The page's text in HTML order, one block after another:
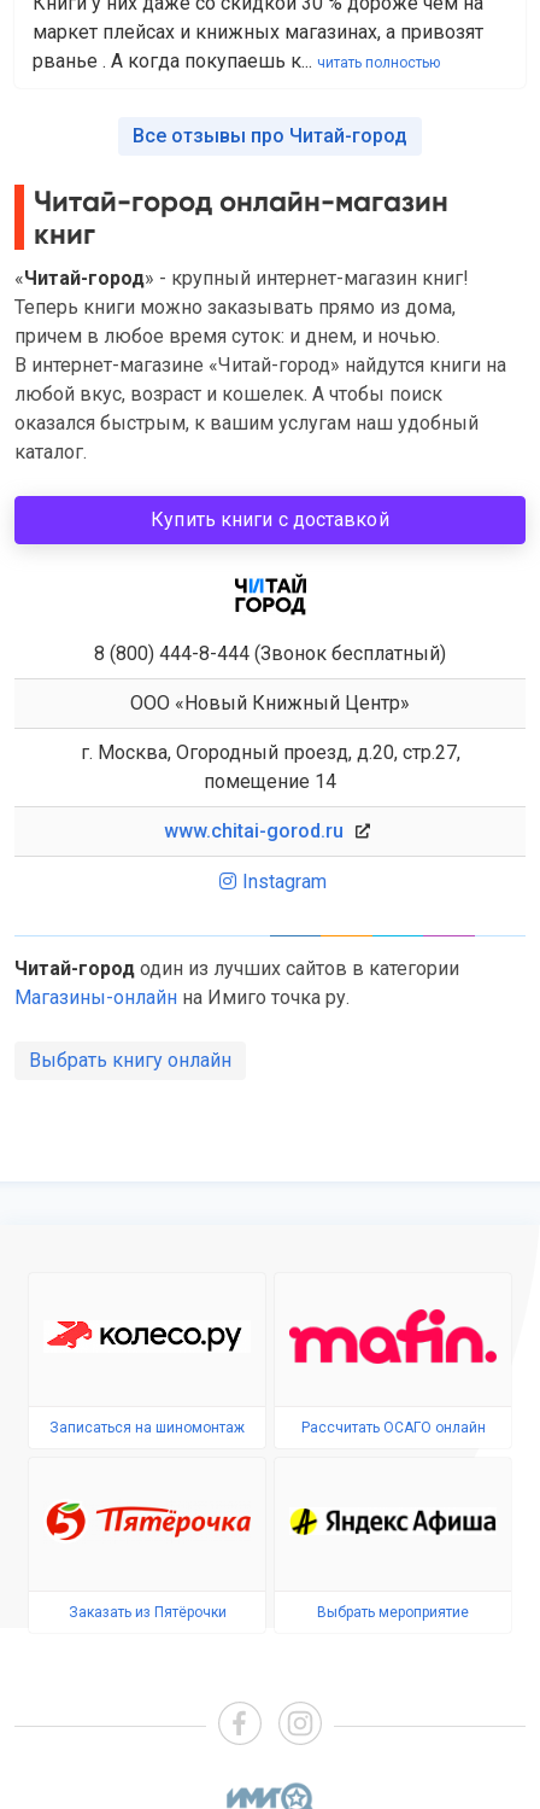
маркет плейсах и книжных магазинах, а привозят
рванье . А когда покупаешь к... читать полностью
Все отзывы про Читай-город
Читай-город онлайн-магазин
книг
«Читай-город» - крупный интернет-магазин книг!
Теперь книги можно заказывать прямо из дома,
причем в любое время суток: и днем, и ночью.
В интернет-магазине «Читай-город» найдутся книги на
любой вкус, возраст и кошелек. А чтобы поиск
оказался быстрым, к вашим услугам наш удобный
каталог.
Купить книги с доставкой
8 (800) 444-8-444 (Звонок бесплатный)
ООО «Новый Книжный Центр»
г. Москва, Огородный проезд, д.20, стр.27,
помещение 14
www.chitai-gorod.ru
Instagram
Читай-город один из лучших сайтов в категории
Магазины-онлайн на Имиго точка ру.
Выбрать книгу онлайн
Записаться на шиномонтаж Рассчитать ОСАГО онлайн
Заказать из Пятёрочки Выбрать мероприятие